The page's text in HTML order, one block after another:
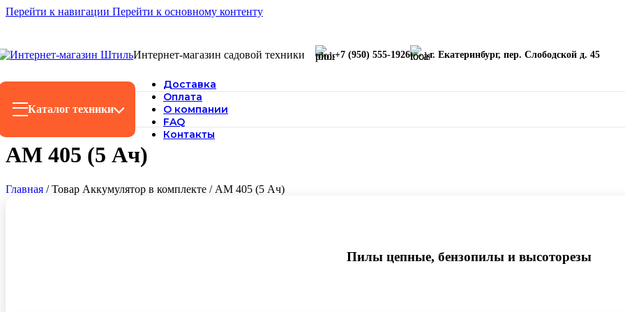
Перейти к навигации Перейти к основному контенту
Интернет-магазин садовой техники +7 (950) 555-1926 г. Екатеринбург, пер. Слободской д. 45
Каталог техники
Доставка
Оплата
О компании
FAQ
Контакты
AM 405 (5 Ач)
Главная / Товар Аккумулятор в комплекте / AM 405 (5 Ач)
Пилы цепные, бензопилы и высоторезы